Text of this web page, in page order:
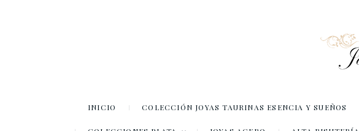
INICIO COLECCIÓN JOYAS TAURINAS ESENCIA Y SUEÑOS